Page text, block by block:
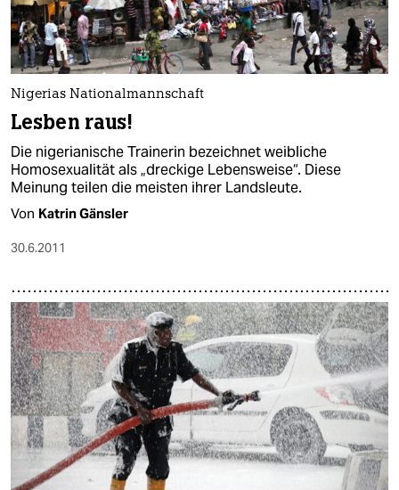
Nigerias Nationalmannschaft
Lesben raus!
Die nigerianische Trainerin bezeichnet weibliche
Homosexualität als „dreckige Lebensweise“. Diese
Meinung teilen die meisten ihrer Landsleute.
Von Katrin Gänsler
30.6.2011